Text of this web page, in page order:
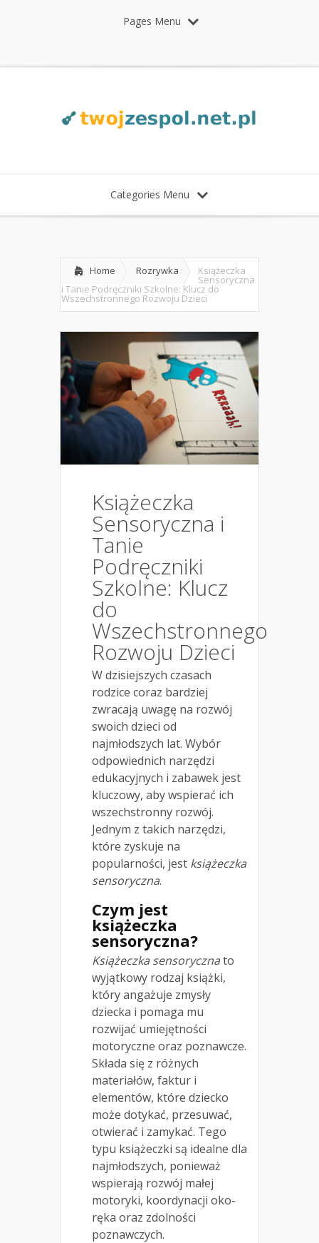
Pages Menu
Categories Menu
Home Rozrywka Książeczka
Sensoryczna
i Tanie Podręczniki Szkolne: Klucz do
Wszechstronnego Rozwoju Dzieci
Książeczka
Sensoryczna i
Tanie
Podręczniki
Szkolne: Klucz
do
Wszechstronnego
Rozwoju Dzieci
W dzisiejszych czasach
rodzice coraz bardziej
zwracają uwagę na rozwój
swoich dzieci od
najmłodszych lat. Wybór
odpowiednich narzędzi
edukacyjnych i zabawek jest
kluczowy, aby wspierać ich
wszechstronny rozwój.
Jednym z takich narzędzi,
które zyskuje na
popularności, jest książeczka
sensoryczna.
Czym jest
książeczka
sensoryczna?
Książeczka sensorycznato
wyjątkowy rodzaj książki,
który angażuje zmysły
dziecka i pomaga mu
rozwijać umiejętności
motoryczne oraz poznawcze.
Składa się z różnych
materiałów, faktur i
elementów, które dziecko
może dotykać, przesuwać,
otwierać i zamykać. Tego
typu książeczki są idealne dla
najmłodszych, ponieważ
wspierają rozwój małej
motoryki, koordynacji oko-
ręka oraz zdolności
poznawczych.